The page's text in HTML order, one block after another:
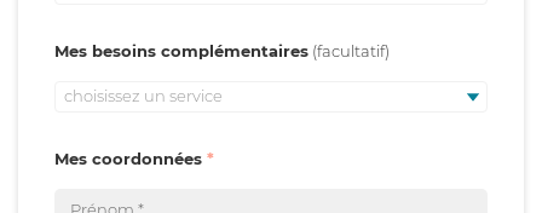
Mes besoins complémentaires
choisissez un service
Mes coordonnées